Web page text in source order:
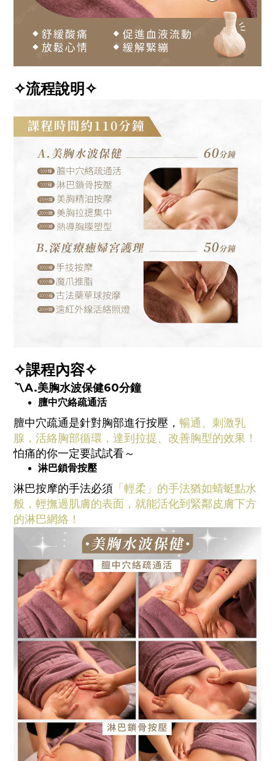
✧流程說明✧
✧課程內容✧
〽️A.美胸水波保健60分鐘
膻中穴絡疏通活
膻中穴疏通是針對胸部進行按壓， 暢通、刺激乳
腺，活絡胸部循環，達到拉提、改善胸型的效果！
怕痛的你一定要試試看～
淋巴鎖骨按壓
淋巴按摩的手法必須 「輕柔」的手法猶如蜻蜓點水
般，輕撫過肌膚的表面，就能活化到緊鄰皮膚下方
的淋巴網絡！